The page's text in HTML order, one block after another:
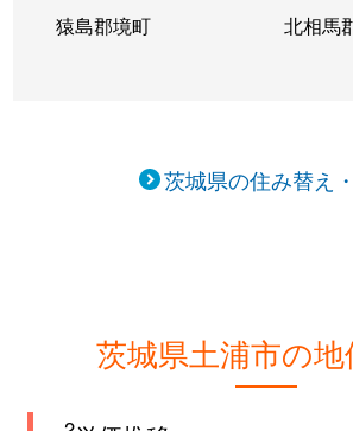
猿島郡境町 北相馬
茨城県の住み替え
茨城県土浦市の